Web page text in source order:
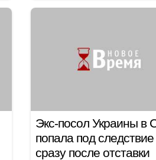
Экс-посол Украины в
попала под следствие
сразу после отставки